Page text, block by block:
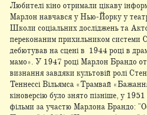
Любителі кіно отримали цікаву
Марлон навчався у Нью-Йорку у
Школи соціальних досліджень та
переконаним прихильником системи
дебютував на сцені в 1944 році в
мамо». У 1947 році Марлон Брандо
визнання завдяки культовій ролі
Теннессі Вільямса «Трамвай
кіноверсію було знято пізніше, у
фільми за участю Марлона Брандо: